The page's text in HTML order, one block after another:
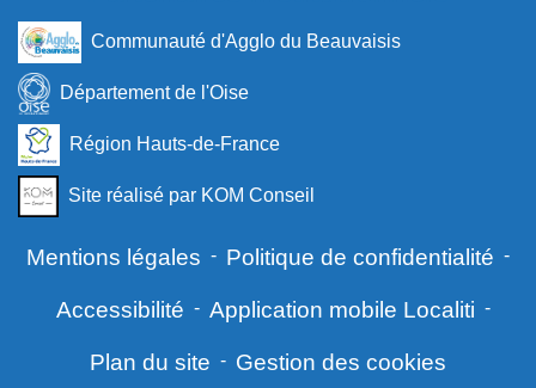
Communauté d'Agglo du Beauvaisis
Département de l'Oise
Région Hauts-de-France
Site réalisé par KOM Conseil
Mentions légales - Politique de confidentialité -
Accessibilité - Application mobile Localiti -
Plan du site - Gestion des cookies